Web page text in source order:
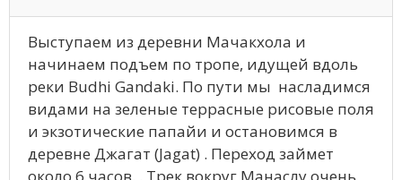
Выступаем из деревни Мачакхола и
начинаем подъем по тропе, идущей вдоль
реки Budhi Gandaki. По пути мы насладимся
видами на зеленые террасные рисовые поля
и экзотические папайи и остановимся в
деревне Джагат (Jagat) . Переход займет